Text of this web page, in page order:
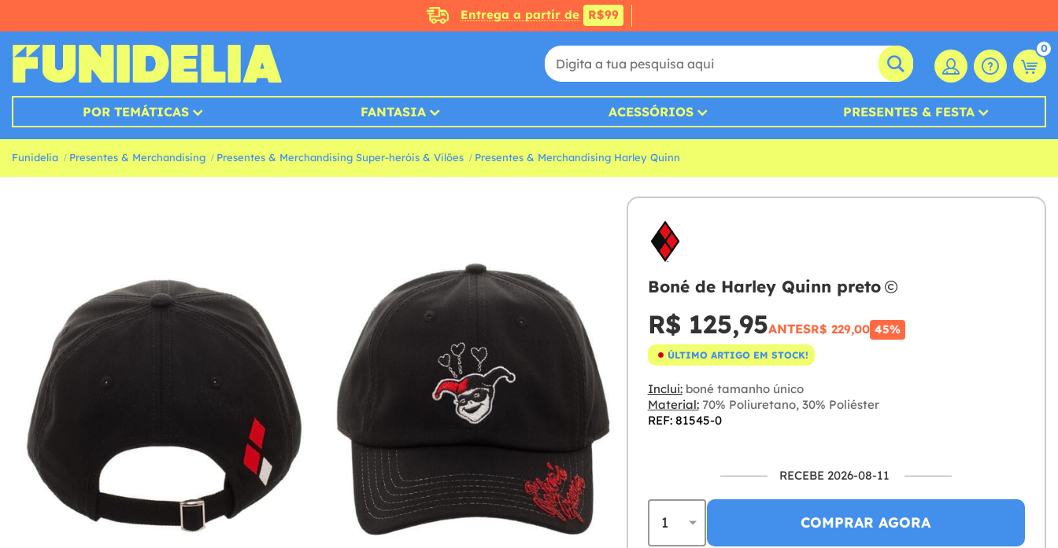
Entrega a partir de R$99
0
POR TEMÁTICAS FANTASIA ACESSÓRIOS PRESENTES & FESTA
Funidelia Presentes & Merchandising Presentes & Merchandising Super-heróis & Vilões Presentes & Merchandising Harley Quinn
Boné de Harley Quinn preto
R$ 125,95ANTESR$ 229,00 45%
ÚLTIMO ARTIGO EM STOCK!
Inclui:boné tamanho único
Material:70% Poliuretano, 30% Poliéster
REF: 81545-0
RECEBE 2026-08-11
COMPRAR AGORA